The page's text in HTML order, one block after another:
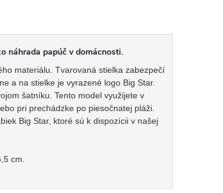
náhrada papúč v domácnosti.
materiálu. Tvarovaná stielka zabezpečí
a na stielke je vyrazené logo Big Star.
šatníku. Tento model využijete v
pri prechádzke po piesočnatej pláži.
Big Star, ktoré sú k dispozícii v našej
cm.